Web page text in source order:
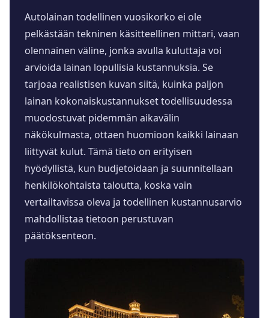
Autolainan todellinen vuosikorko ei ole
pelkästään tekninen käsitteellinen mittari, vaan
olennainen väline, jonka avulla kuluttaja voi
arvioida lainan lopullisia kustannuksia. Se
tarjoaa realistisen kuvan siitä, kuinka paljon
lainan kokonaiskustannukset todellisuudessa
muodostuvat pidemmän aikavälin
näkökulmasta, ottaen huomioon kaikki lainaan
liittyvät kulut. Tämä tieto on erityisen
hyödyllistä, kun budjetoidaan ja suunnitellaan
henkilökohtaista taloutta, koska vain
vertailtavissa oleva ja todellinen kustannusarvio
mahdollistaa tietoon perustuvan
päätöksenteon.